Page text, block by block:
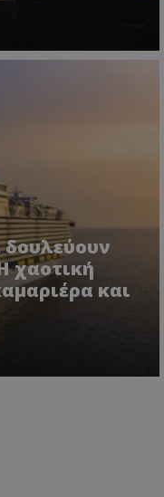
δουλεύουν
χαοτική
και